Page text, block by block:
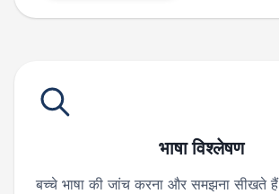
भाषा विश्लेषण
बच्चे भाषा की जांच करना और समझना सीखते हैं